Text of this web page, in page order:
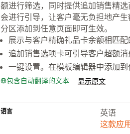
额进行筛选，同时提供追加销售精
会进行引导，让客户毫无负担地产
分区添加到任意页面即可生效。
展示与客户精确礼品卡余额相匹配
追加销售选项卡可引导客户超额消
一键设置。在模板编辑器中添加到
包含自动翻译的文本 显示原文
语言
英语
这款应